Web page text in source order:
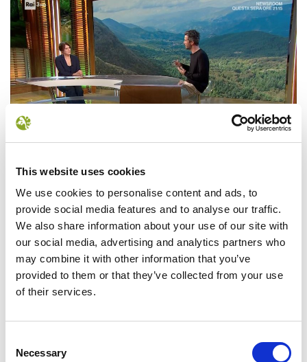
This website uses cookies
We use cookies to personalise content and ads, to
provide social media features and to analyse our traffic.
We also share information about your use of our site with
our social media, advertising and analytics partners who
may combine it with other information that you’ve
provided to them or that they’ve collected from your use
of their services.
Selection
Necessary
NEWS